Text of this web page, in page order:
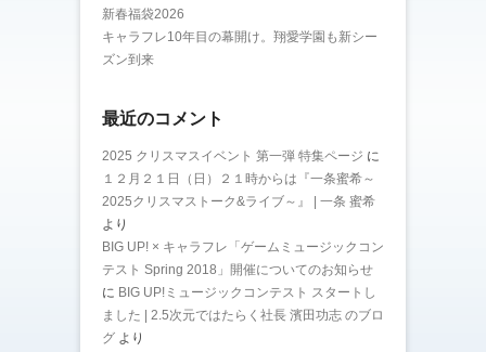
新春福袋2026
キャラフレ10年目の幕開け。翔愛学園も新シー
ズン到来
最近のコメント
2025 クリスマスイベント 第一弾 特集ページ に
１２月２１日（日）２１時からは『一条蜜希～
2025クリスマストーク&ライブ～』 | 一条 蜜希
より
BIG UP! × キャラフレ「ゲームミュージックコン
テスト Spring 2018」開催についてのお知らせ
に BIG UP!ミュージックコンテスト スタートし
ました | 2.5次元ではたらく社長 濱田功志 のブロ
グ より